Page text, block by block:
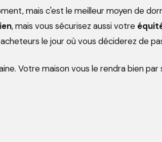
mais c'est le meilleur moyen de
, mais vous sécurisez aussi votre
le jour où vous déciderez de
Votre maison vous le rendra bien